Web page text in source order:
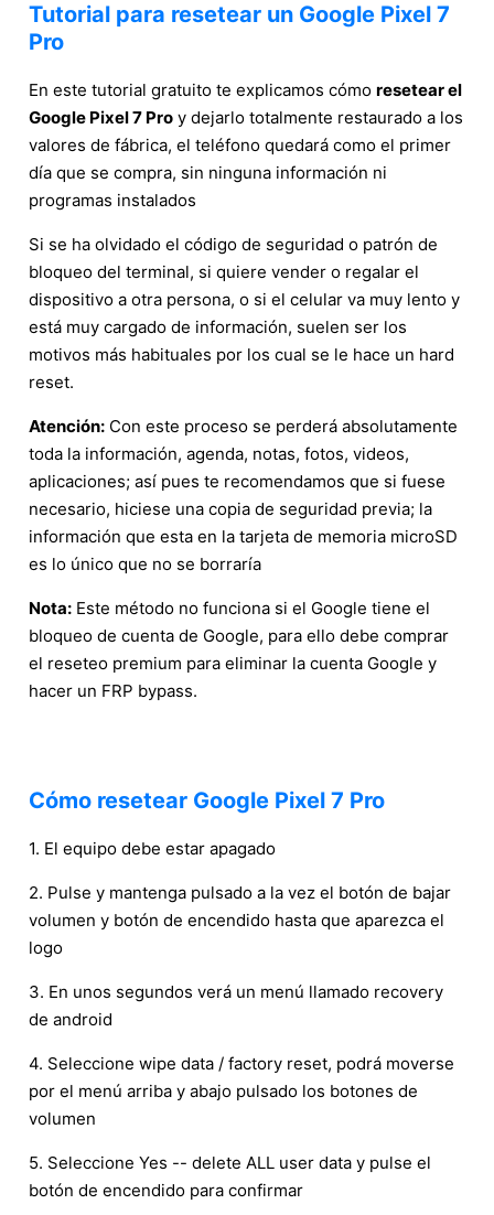
Tutorial para resetear un Google Pixel 7
Pro
En este tutorial gratuito te explicamos cómo resetear el
Google Pixel 7 Pro y dejarlo totalmente restaurado a los
valores de fábrica, el teléfono quedará como el primer
día que se compra, sin ninguna información ni
programas instalados
Si se ha olvidado el código de seguridad o patrón de
bloqueo del terminal, si quiere vender o regalar el
dispositivo a otra persona, o si el celular va muy lento y
está muy cargado de información, suelen ser los
motivos más habituales por los cual se le hace un hard
reset.
Atención: Con este proceso se perderá absolutamente
toda la información, agenda, notas, fotos, videos,
aplicaciones; así pues te recomendamos que si fuese
necesario, hiciese una copia de seguridad previa; la
información que esta en la tarjeta de memoria microSD
es lo único que no se borraría
Nota: Este método no funciona si el Google tiene el
bloqueo de cuenta de Google, para ello debe comprar
el reseteo premium para eliminar la cuenta Google y
hacer un FRP bypass.
Cómo resetear Google Pixel 7 Pro
1. El equipo debe estar apagado
2. Pulse y mantenga pulsado a la vez el botón de bajar
volumen y botón de encendido hasta que aparezca el
logo
3. En unos segundos verá un menú llamado recovery
de android
4. Seleccione wipe data / factory reset, podrá moverse
por el menú arriba y abajo pulsado los botones de
volumen
5. Seleccione Yes -- delete ALL user data y pulse el
botón de encendido para confirmar